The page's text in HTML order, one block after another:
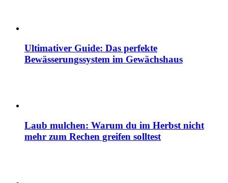
Ultimativer Guide: Das perfekte
Bewässerungssystem im Gewächshaus
Laub mulchen: Warum du im Herbst nicht
mehr zum Rechen greifen solltest